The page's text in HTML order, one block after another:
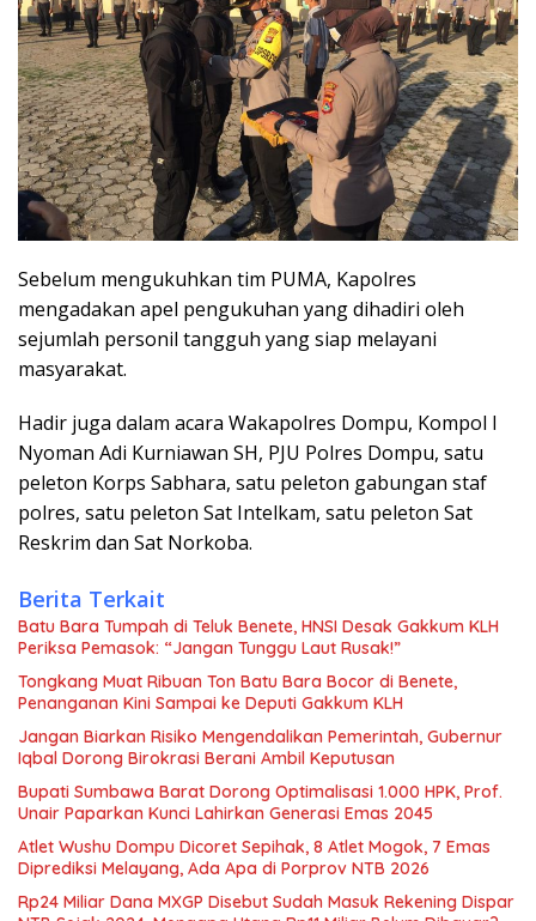
Sebelum mengukuhkan tim PUMA, Kapolres
mengadakan apel pengukuhan yang dihadiri oleh
sejumlah personil tangguh yang siap melayani
masyarakat.
Hadir juga dalam acara Wakapolres Dompu, Kompol I
Nyoman Adi Kurniawan SH, PJU Polres Dompu, satu
peleton Korps Sabhara, satu peleton gabungan staf
polres, satu peleton Sat Intelkam, satu peleton Sat
Reskrim dan Sat Norkoba.
Berita Terkait
Batu Bara Tumpah di Teluk Benete, HNSI Desak Gakkum KLH
Periksa Pemasok: “Jangan Tunggu Laut Rusak!”
Tongkang Muat Ribuan Ton Batu Bara Bocor di Benete,
Penanganan Kini Sampai ke Deputi Gakkum KLH
Jangan Biarkan Risiko Mengendalikan Pemerintah, Gubernur
Iqbal Dorong Birokrasi Berani Ambil Keputusan
Bupati Sumbawa Barat Dorong Optimalisasi 1.000 HPK, Prof.
Unair Paparkan Kunci Lahirkan Generasi Emas 2045
Atlet Wushu Dompu Dicoret Sepihak, 8 Atlet Mogok, 7 Emas
Diprediksi Melayang, Ada Apa di Porprov NTB 2026
Rp24 Miliar Dana MXGP Disebut Sudah Masuk Rekening Dispar